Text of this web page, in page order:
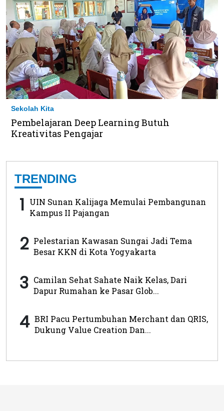
Sekolah Kita
Pembelajaran Deep Learning Butuh
Kreativitas Pengajar
TRENDING
1 UIN Sunan Kalijaga Memulai Pembangunan
Kampus II Pajangan
2 Pelestarian Kawasan Sungai Jadi Tema
Besar KKN di Kota Yogyakarta
3 Camilan Sehat Sahate Naik Kelas, Dari
Dapur Rumahan ke Pasar Glob...
4 BRI Pacu Pertumbuhan Merchant dan QRIS,
Dukung Value Creation Dan...